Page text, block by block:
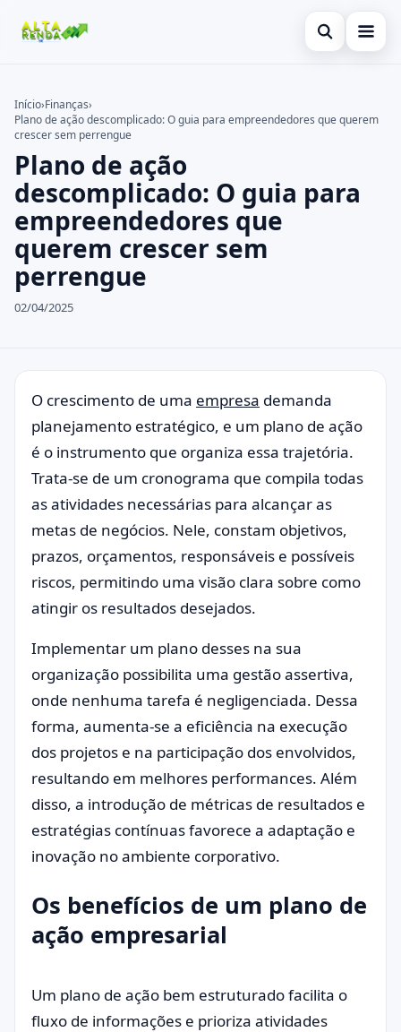
Abrir busca
Cartão de Crédito
Consignado
Conta Digital
Empréstimo
Finanças
Buscar no site
Buscar por:
Pressione Enter para buscar ou ESC para fechar.
Início›Finanças›
Plano de ação descomplicado: O guia para empreendedores que querem
crescer sem perrengue
Plano de ação
descomplicado: O guia para
empreendedores que
querem crescer sem
perrengue
02/04/2025
O crescimento de uma empresa demanda
planejamento estratégico, e um plano de ação
é o instrumento que organiza essa trajetória.
Trata-se de um cronograma que compila todas
as atividades necessárias para alcançar as
metas de negócios. Nele, constam objetivos,
prazos, orçamentos, responsáveis e possíveis
riscos, permitindo uma visão clara sobre como
atingir os resultados desejados.
Implementar um plano desses na sua
organização possibilita uma gestão assertiva,
onde nenhuma tarefa é negligenciada. Dessa
forma, aumenta-se a eficiência na execução
dos projetos e na participação dos envolvidos,
resultando em melhores performances. Além
disso, a introdução de métricas de resultados e
estratégias contínuas favorece a adaptação e
inovação no ambiente corporativo.
Os benefícios de um plano de
ação empresarial
Um plano de ação bem estruturado facilita o
fluxo de informações e prioriza atividades